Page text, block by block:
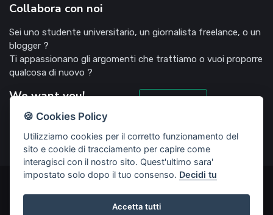
Collabora con noi
Sei uno studente universitario, un giornalista freelance, o un
blogger ?
Ti appassionano gli argomenti che trattiamo o vuoi proporre
qualcosa di nuovo ?
We want you!
©2022 Deliziosooo.it - v. 1.1.0 - Tutti i diritti sono riservati,
vietata la riproduzione senza accordi preventivi
🍪 Cookies Policy
Utilizziamo cookies per il corretto funzionamento del
sito e cookie di tracciamento per capire come
interagisci con il nostro sito. Quest'ultimo sara'
impostato solo dopo il tuo consenso. Decidi tu
Accetta tutti